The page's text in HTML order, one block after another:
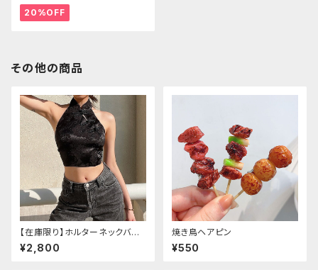
20%OFF
その他の商品
【在庫限り】ホルターネックバッ
クリボンチャイナシャツ
¥2,800
焼き鳥ヘアピン
¥550